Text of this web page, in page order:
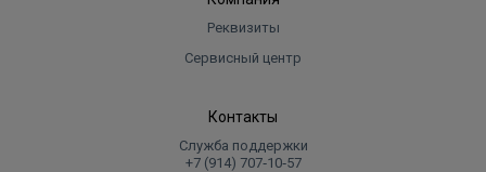
Реквизиты
Сервисный центр
Контакты
Служба поддержки
+7 (914) 707‑10‑57